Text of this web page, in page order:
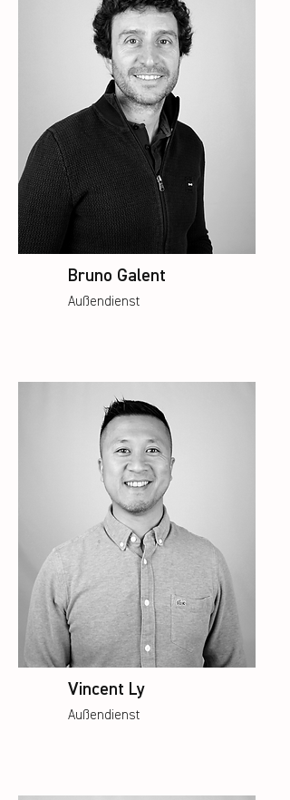
Bruno Galent
Außendienst
Vincent Ly
Außendienst